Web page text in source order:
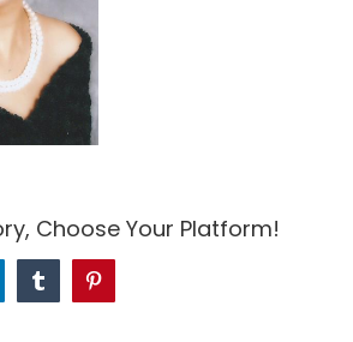
Choose Your Platform!
Tumblr